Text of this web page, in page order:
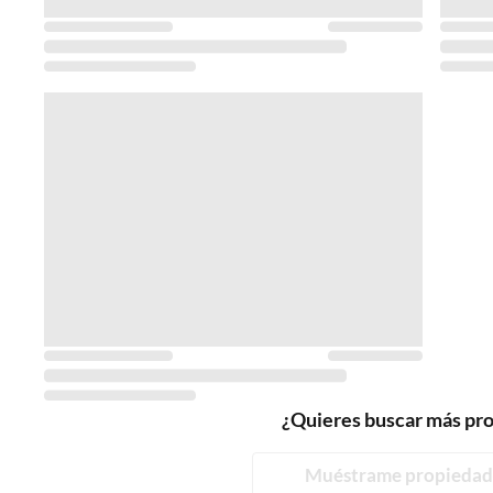
¿Quieres buscar más
Muéstrame